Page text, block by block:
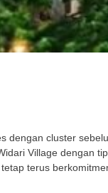
dengan cluster
Village dengan
terus